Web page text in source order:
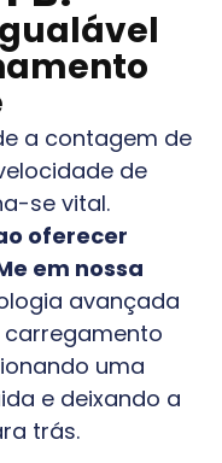
a contagem de
de
se vital.
oferecer
em nossa
avançada
uma
e deixando a
trás.